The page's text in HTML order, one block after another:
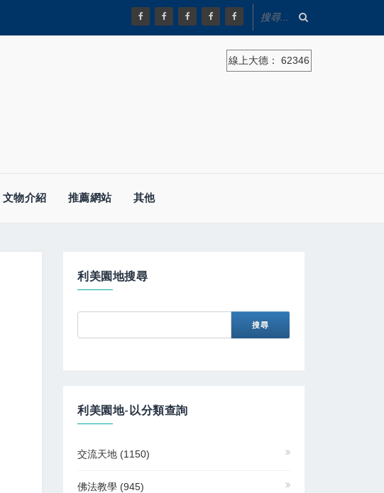
線上大德： 62346
文物介紹 推薦網站 其他
利美園地搜尋
利美園地-以分類查詢
交流天地 (1150)
佛法教學 (945)